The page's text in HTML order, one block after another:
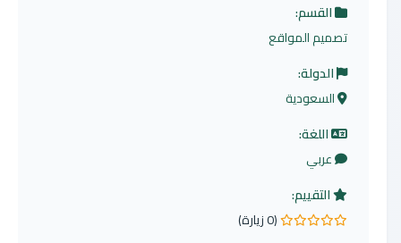
القسم:
تصميم المواقع
الدولة:
السعودية
اللغة:
عربي
التقييم:
0.0 من 5 نجوم
(0 زيارة)